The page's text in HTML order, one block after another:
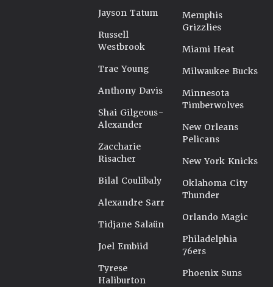
Jayson Tatum
Russell
Westbrook
Trae Young
Anthony Davis
Shai Gilgeous-
Alexander
Zaccharie
Risacher
Bilal Coulibaly
Alexandre Sarr
Tidjane Salaün
Joel Embiid
Tyrese
Haliburton
Memphis
Grizzlies
Miami Heat
Milwaukee Bucks
Minnesota
Timberwolves
New Orleans
Pelicans
New York Knicks
Oklahoma City
Thunder
Orlando Magic
Philadelphia
76ers
Phoenix Suns